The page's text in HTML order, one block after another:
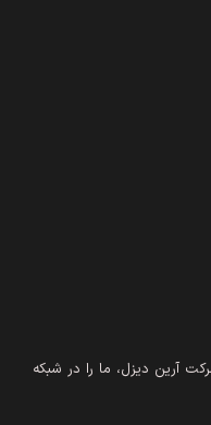
آرین دیزل، ما را در شبکه